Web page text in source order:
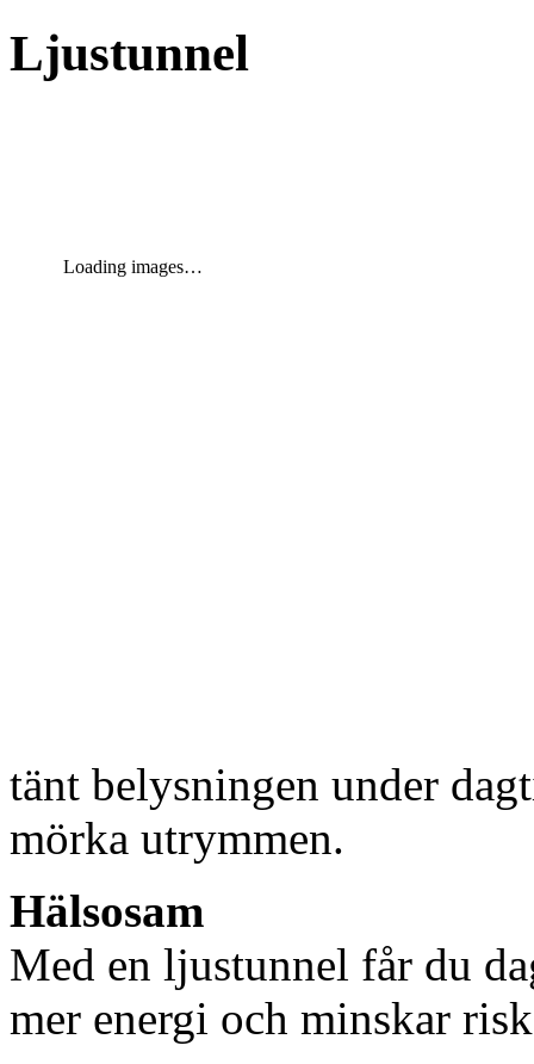
Ljustunnel
Loading images…
tänt belysningen under
mörka utrymmen.
Hälsosam
Med en ljustunnel får du
mer energi och minskar